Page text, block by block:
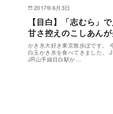
2017年6月3日
【目白】「志むら」
甘さ控えのこしあん
かき氷大好き東京散歩ぽです。
白玉かき氷を食べてきました。
JR山手線目白駅か…